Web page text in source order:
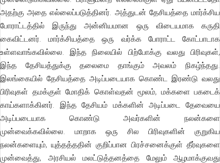
அதற்கு அதை எல்லைப்படுத்தினர். அத்துடன் தேசியத்தை மார்க்சிய
போராட்டத்தில் இருந்து அன்னியமான ஒரு விடையமாக கருதி
கைவிட்டனர். மார்க்சியத்தை ஒரு வர்க்க போராட்ட கோட்பாடாக
உள்ளவாங்கவில்லை. இந்த நிலையில் பிற்போக்கு வலது பிரிவுகள்,
இந்த தேசியத்துக்கு தலைமை தாங்கும் அவலம் நிகழ்ந்தது.
இலங்கையில் தேசியத்தை அடிப்படையாக கொண்ட இரண்டு வலது
பிரிவுகள் தமக்குள் மோதிக் கொள்வதன் மூலம், மக்களை பகடைக்
காய்களாக்கினர். இந்த தேசியம் மக்களின் அடிப்படை தேவையை
அடிப்படையாக கொண்டு அவர்களின் நலன்களை
முன்வைக்கவில்லை. மாறாக ஒரு சில பிரிவுகளின் குறுகிய
நலன்களையும், யுத்தத்ததின் குறிப்பான பிரச்சனைக்குள் தீர்வுகளை
முன்வைத்து, அரசியல் மலட்டுத்தனத்தை மேலும் ஆழமாக்குவது